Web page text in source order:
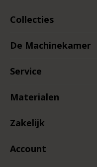
Collecties
De Machinekamer
Service
Materialen
Zakelijk
Account